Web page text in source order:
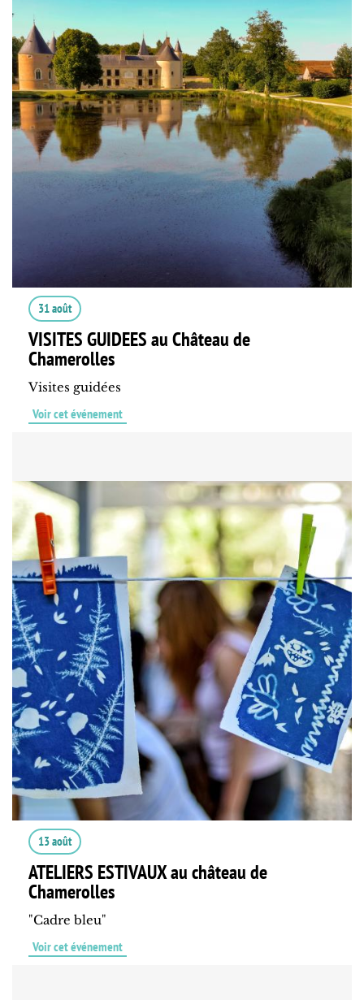
31 août
VISITES GUIDEES au Château de
Chamerolles
Visites guidées
Voir cet événement
13 août
ATELIERS ESTIVAUX au château de
Chamerolles
"Cadre bleu"
Voir cet événement